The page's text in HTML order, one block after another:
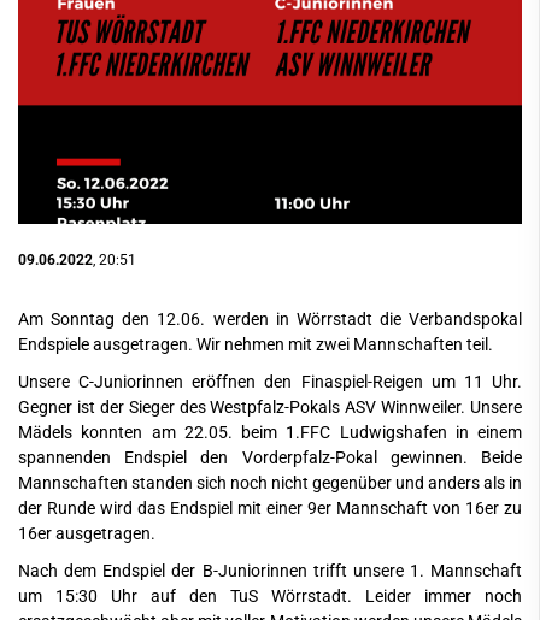
09.06.2022 , 20:51
Am Sonntag den 12.06. werden in Wörrstadt die Verbandspokal
Endspiele ausgetragen. Wir nehmen mit zwei Mannschaften teil.
Unsere C-Juniorinnen eröffnen den Finaspiel-Reigen um 11 Uhr.
Gegner ist der Sieger des Westpfalz-Pokals ASV Winnweiler. Unsere
Mädels konnten am 22.05. beim 1.FFC Ludwigshafen in einem
spannenden Endspiel den Vorderpfalz-Pokal gewinnen. Beide
Mannschaften standen sich noch nicht gegenüber und anders als in
der Runde wird das Endspiel mit einer 9er Mannschaft von 16er zu
16er ausgetragen.
Nach dem Endspiel der B-Juniorinnen trifft unsere 1. Mannschaft
um 15:30 Uhr auf den TuS Wörrstadt. Leider immer noch